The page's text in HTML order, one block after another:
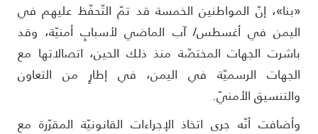
إنّ المواطنين الخمسة قد تمّ التّحفّظ عليهم في
في أغسطس/ آب الماضي لأسبابٍ أمنيّة، وقد
الجهات المختصّة منذ ذلك الحين، اتصالاتها مع
الرسميّة في اليمن، في إطارٍ من التعاون
الأمنيّ.
أنّه جرى اتخاذ الإجراءات القانونيّة المقرّرة مع